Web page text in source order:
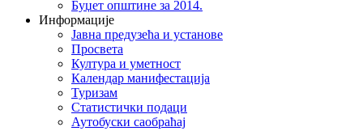
Буџет општине за 2014.
Информације
Јавна предузећа и установе
Просвета
Култура и уметност
Календар манифестација
Туризам
Статистички подаци
Аутобуски саобраћај